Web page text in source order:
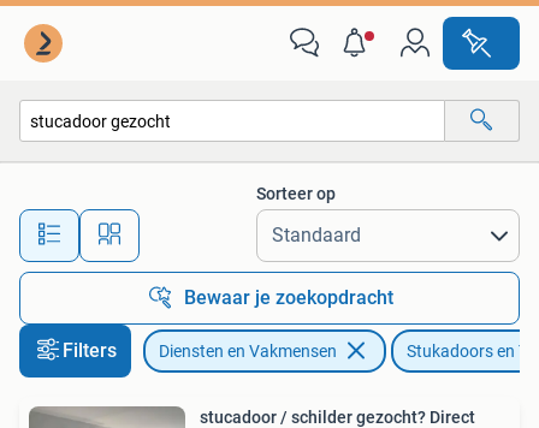
Alle afstanden…
Sorteer op
Bewaar je zoekopdracht
Filters Diensten en Vakmensen Stukadoors en
stucadoor / schilder gezocht? Direct